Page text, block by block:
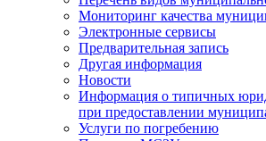
Мониторинг качества
Электронные сервисы
Предварительная запись
Другая информация
Новости
Информация о типичных
при предоставлении
Услуги по погребению